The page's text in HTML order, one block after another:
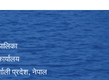
प्रदेश, नेपाल